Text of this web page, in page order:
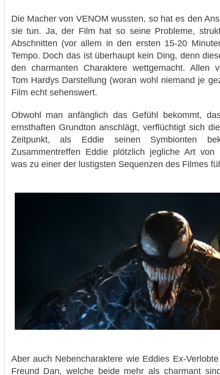
Die Macher von VENOM wussten, so hat es den
sie tun. Ja, der Film hat so seine Probleme,
Abschnitten (vor allem in den ersten 15-20
Tempo. Doch das ist überhaupt kein Ding, denn
den charmanten Charaktere wettgemacht. Allen
Tom Hardys Darstellung (woran wohl niemand je
Film echt sehenswert.
Obwohl man anfänglich das Gefühl bekommt,
ernsthaften Grundton anschlägt, verflüchtigt sich
Zeitpunkt, als Eddie seinen Symbionten
Zusammentreffen Eddie plötzlich jegliche Art von
was zu einer der lustigsten Sequenzen des Filmes
Aber auch Nebencharaktere wie Eddies Ex-
Freund Dan, welche beide mehr als charmant